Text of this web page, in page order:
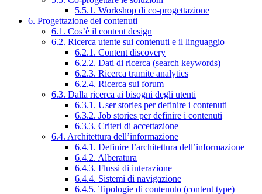
5.5.1. Workshop di co-progettazione
6. Progettazione dei contenuti
6.1. Cos’è il content design
6.2. Ricerca utente sui contenuti e il linguaggio
6.2.1. Content discovery
6.2.2. Dati di ricerca (search keywords)
6.2.3. Ricerca tramite analytics
6.2.4. Ricerca sui forum
6.3. Dalla ricerca ai bisogni degli utenti
6.3.1. User stories per definire i contenuti
6.3.2. Job stories per definire i contenuti
6.3.3. Criteri di accettazione
6.4. Architettura dell’informazione
6.4.1. Definire l’architettura dell’informazione
6.4.2. Alberatura
6.4.3. Flussi di interazione
6.4.4. Sistemi di navigazione
6.4.5. Tipologie di contenuto (content type)